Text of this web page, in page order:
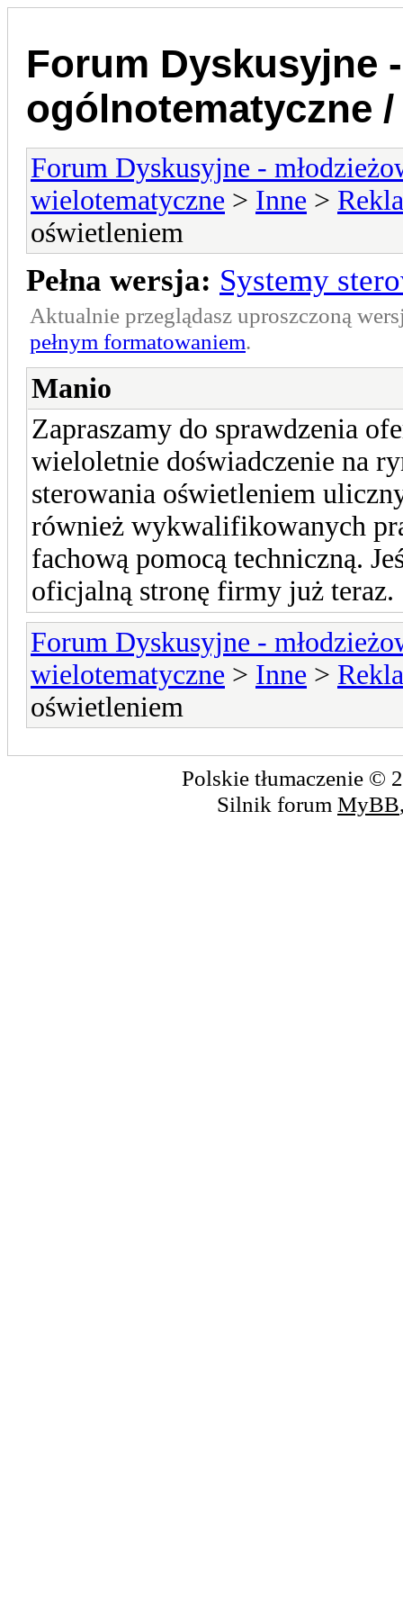
Forum Dyskusyjne
ogólnotematyczne
Forum Dyskusyjne -
wielotematyczne > Inne >
oświetleniem
Pełna wersja: Systemy
Aktualnie przeglądasz uproszczoną
pełnym formatowaniem.
Manio
Zapraszamy do sprawdzenia
wieloletnie doświadczenie na
sterowania oświetleniem
również wykwalifikowanych
fachową pomocą techniczną.
oficjalną stronę firmy już teraz.
Forum Dyskusyjne -
wielotematyczne > Inne >
oświetleniem
Polskie tłumaczenie ©
Silnik forum MyBB